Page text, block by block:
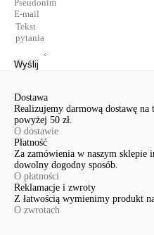
Wyślij
Dostawa
Realizujemy darmową dostawę na
powyżej 50 zł.
O dostawie
Płatność
Za zamówienia w naszym sklepie
dowolny dogodny sposób.
O płatności
Reklamacje i zwroty
Z łatwością wymienimy produkt
O zwrotach